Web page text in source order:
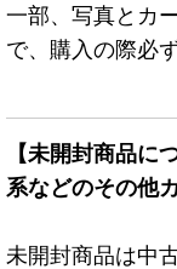
一部、写真とカ
で、購入の際必
【未開封商品に
系などのその他
未開封商品は中